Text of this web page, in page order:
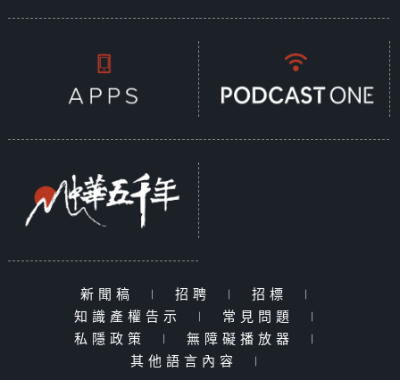
新聞稿 | 招聘 | 招標
|
知識產權告示
| 常見問題
|
私隱政策
| 無障礙播放器
|
其他語言內容
|